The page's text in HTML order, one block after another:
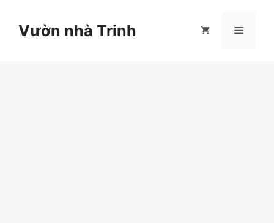
Vườn nhà Trinh Menu